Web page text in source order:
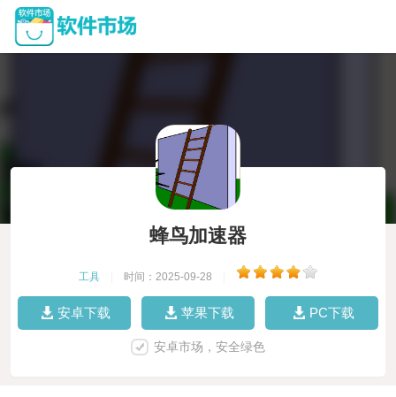
蜂鸟加速器
工具 时间：2025-09-28
安卓下载 苹果下载 PC下载
安卓市场，安全绿色